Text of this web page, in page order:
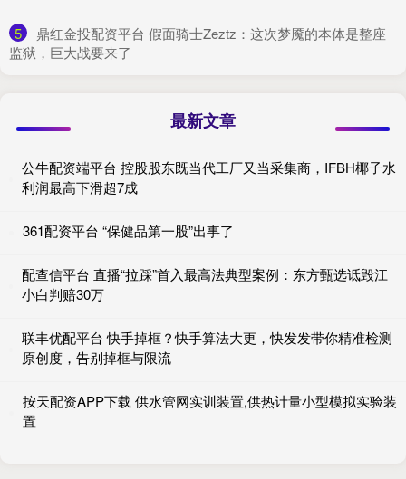
5
​鼎红金投配资平台 假面骑士Zeztz：这次梦魇的本体是整座
监狱，巨大战要来了
最新文章
公牛配资端平台 控股股东既当代工厂又当采集商，IFBH椰子水
利润最高下滑超7成
361配资平台 “保健品第一股”出事了
配查信平台 直播“拉踩”首入最高法典型案例：东方甄选诋毁江
小白判赔30万
联丰优配平台 快手掉框？快手算法大更，快发发带你精准检测
原创度，告别掉框与限流
按天配资APP下载 供水管网实训装置,供热计量小型模拟实验装
置